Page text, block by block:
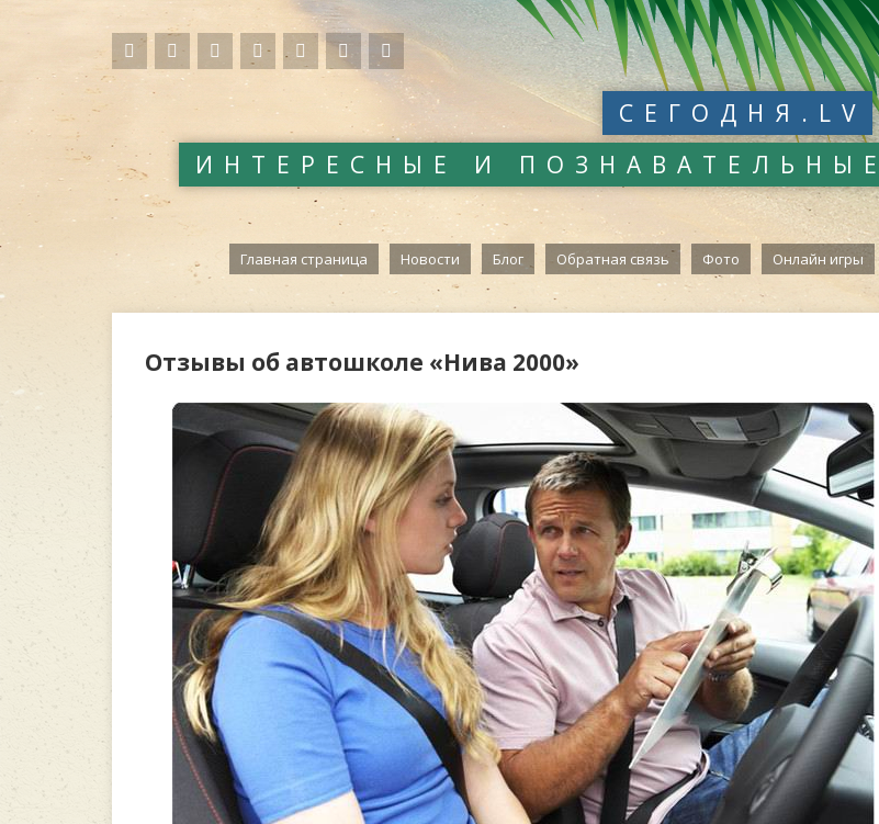
СЕГОДНЯ.LV
ИНТЕРЕСНЫЕ И
Главная страница Новости Блог Обратная связь Фото Онлайн игры
Отзывы об автошколе «Нива 2000»